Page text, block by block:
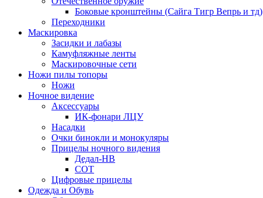
Боковые кронштейны (Сайга Тигр Вепрь и тд)
Переходники
Маскировка
Засидки и лабазы
Камуфляжные ленты
Маскировочные сети
Ножи пилы топоры
Ножи
Ночное видение
Аксессуары
ИК-фонари ЛЦУ
Насадки
Очки бинокли и монокуляры
Прицелы ночного видения
Дедал-НВ
СОТ
Цифровые прицелы
Одежда и Обувь